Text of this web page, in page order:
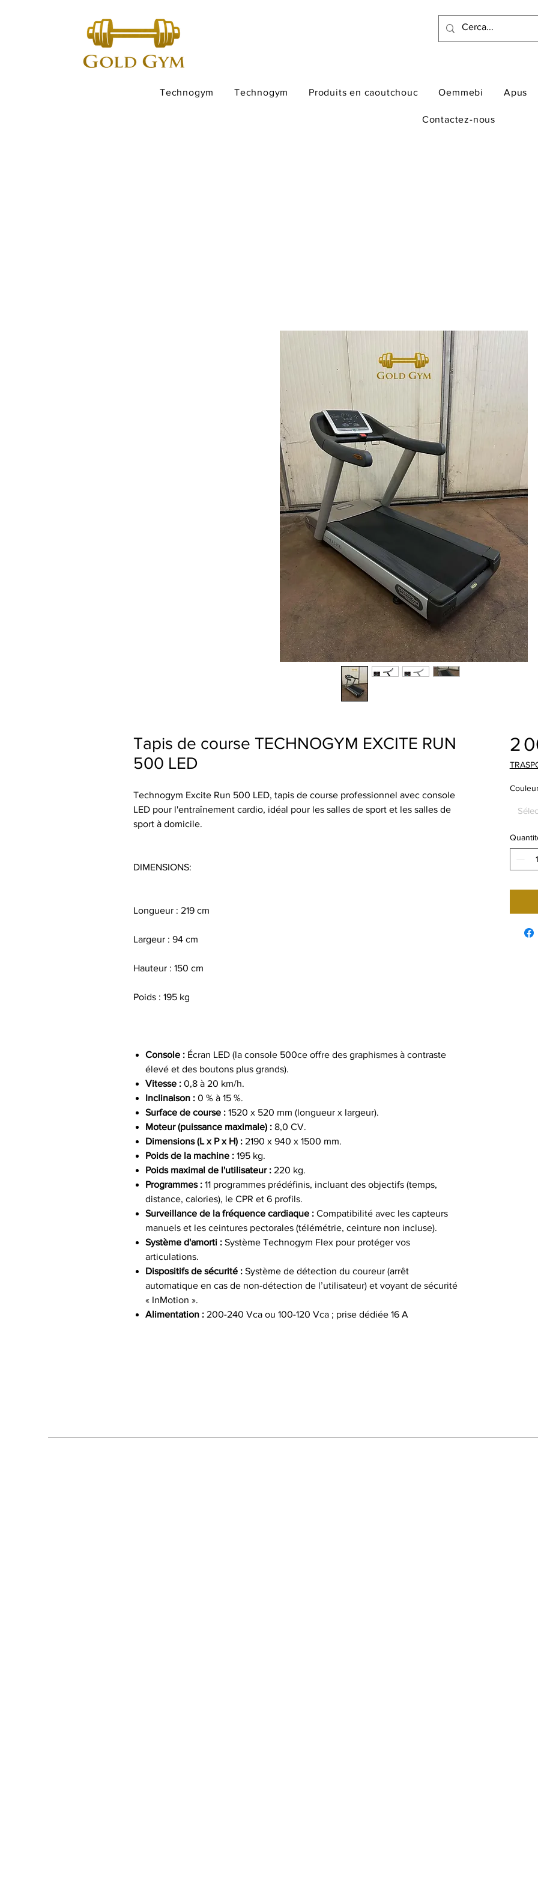
Technogym Technogym Produits en caoutchouc Oemmebi Apus
Contactez-nous
Tapis de course TECHNOGYM EXCITE RUN
500 LED
Technogym Excite Run 500 LED, tapis de course professionnel avec console
LED pour l'entraînement cardio, idéal pour les salles de sport et les salles de
sport à domicile.
DIMENSIONS:
Longueur : 219 cm
Largeur : 94 cm
Hauteur : 150 cm
Poids : 195 kg
Console : Écran LED (la console 500ce offre des graphismes à contraste
élevé et des boutons plus grands).
Vitesse : 0,8 à 20 km/h.
Inclinaison : 0 % à 15 %.
Surface de course : 1520 x 520 mm (longueur x largeur).
Moteur (puissance maximale) : 8,0 CV.
Dimensions (L x P x H) : 2190 x 940 x 1500 mm.
Poids de la machine : 195 kg.
Poids maximal de l'utilisateur : 220 kg.
Programmes : 11 programmes prédéfinis, incluant des objectifs (temps,
distance, calories), le CPR et 6 profils.
Surveillance de la fréquence cardiaque : Compatibilité avec les capteurs
manuels et les ceintures pectorales (télémétrie, ceinture non incluse).
Système d'amorti : Système Technogym Flex pour protéger vos
articulations.
Dispositifs de sécurité : Système de détection du coureur (arrêt
automatique en cas de non-détection de l’utilisateur) et voyant de sécurité
« InMotion ».
Alimentation : 200-240 Vca ou 100-120 Vca ; prise dédiée 16 A
2